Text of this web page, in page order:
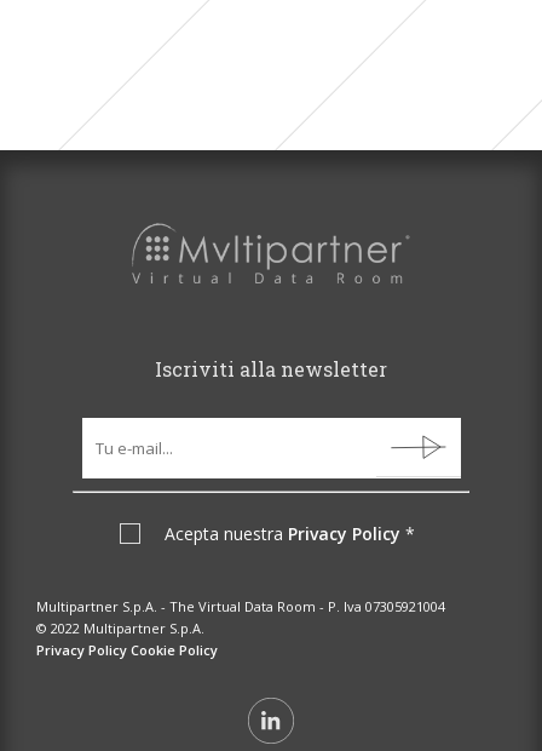
Iscriviti alla newsletter
Acepta nuestra Privacy Policy *
Multipartner S.p.A. - The Virtual Data Room - P. Iva 07305921004
© 2022 Multipartner S.p.A.
Privacy Policy Cookie Policy